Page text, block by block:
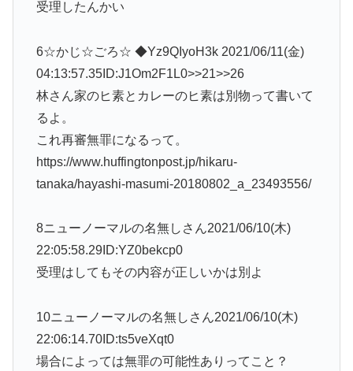
受理したんかい
6☆かじ☆ごろ☆ ◆Yz9QIyoH3k 2021/06/11(金)
04:13:57.35ID:J1Om2F1L0>>21>>26
林さん家のヒ素とカレーのヒ素は別物って書いて
るよ。
これ再審無罪になるって。
https://www.huffingtonpost.jp/hikaru-
tanaka/hayashi-masumi-20180802_a_23493556/
8ニューノーマルの名無しさん2021/06/10(木)
22:05:58.29ID:YZ0bekcp0
受理はしてもその内容が正しいかは別よ
10ニューノーマルの名無しさん2021/06/10(木)
22:06:14.70ID:ts5veXqt0
場合によっては無罪の可能性ありってこと？